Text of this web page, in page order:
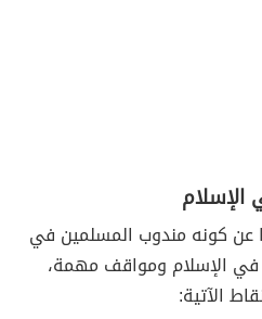
عن كونه مندوب المسلمين في
في الإسلام ومواقف مهمة،
الآتية: